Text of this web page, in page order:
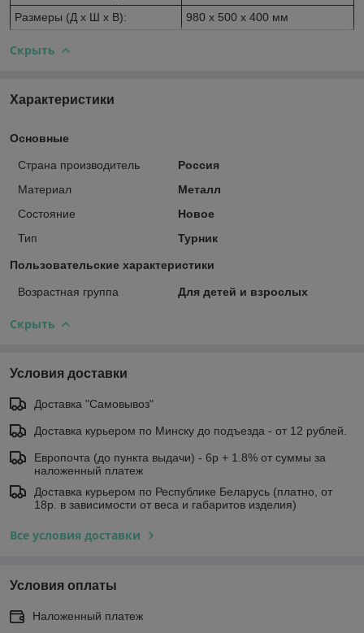
Размеры (Д х Ш х В):
980 х 500 х 400 мм
Скрыть
Характеристики
Основные
Страна производитель
Россия
Материал
Металл
Состояние
Новое
Тип
Турник
Пользовательские характеристики
Возрастная группа Для детей и взрослых
Скрыть
Условия доставки
Доставка "Самовывоз"
Доставка курьером по Минску до подъезда - от 12 рублей.
Европочта (до пункта выдачи) - 6р + 1.8% от суммы за
наложенный платеж
Доставка курьером по Республике Беларусь (платно, от
18р. в зависимости от веса и габаритов изделия)
Все условия доставки
Условия оплаты
Наложенный платеж